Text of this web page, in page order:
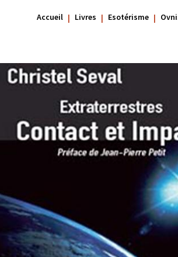
Accueil Livres Esotérisme